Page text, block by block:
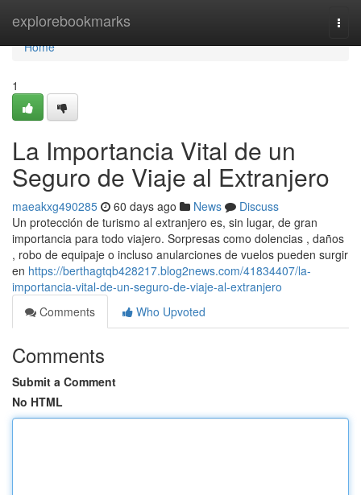
explorebookmarks
Home
Home
1
La Importancia Vital de un
Seguro de Viaje al Extranjero
maeakxg490285 60 days ago News
Discuss
Un protección de turismo al extranjero es, sin lugar, de gran
importancia para todo viajero. Sorpresas como dolencias , daños
, robo de equipaje o incluso anularciones de vuelos pueden surgir
en https://berthagtqb428217.blog2news.com/41834407/la-
importancia-vital-de-un-seguro-de-viaje-al-extranjero
Comments
Who Upvoted
Comments
Submit a Comment
No HTML